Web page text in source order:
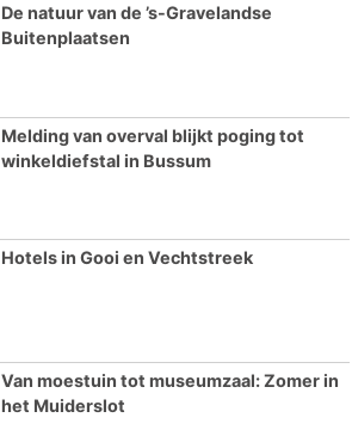
De natuur van de ’s-Gravelandse
Buitenplaatsen
Melding van overval blijkt poging tot
winkeldiefstal in Bussum
Hotels in Gooi en Vechtstreek
Van moestuin tot museumzaal: Zomer in
het Muiderslot